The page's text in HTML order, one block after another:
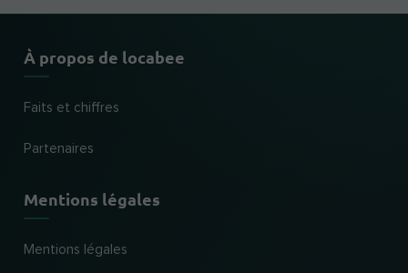
À propos de locabee
Faits et chiffres
Partenaires
Mentions légales
Mentions légales